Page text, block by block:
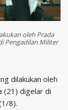
oleh Prada
Pengadilan Militer
dilakukan oleh
(21) digelar di
8).